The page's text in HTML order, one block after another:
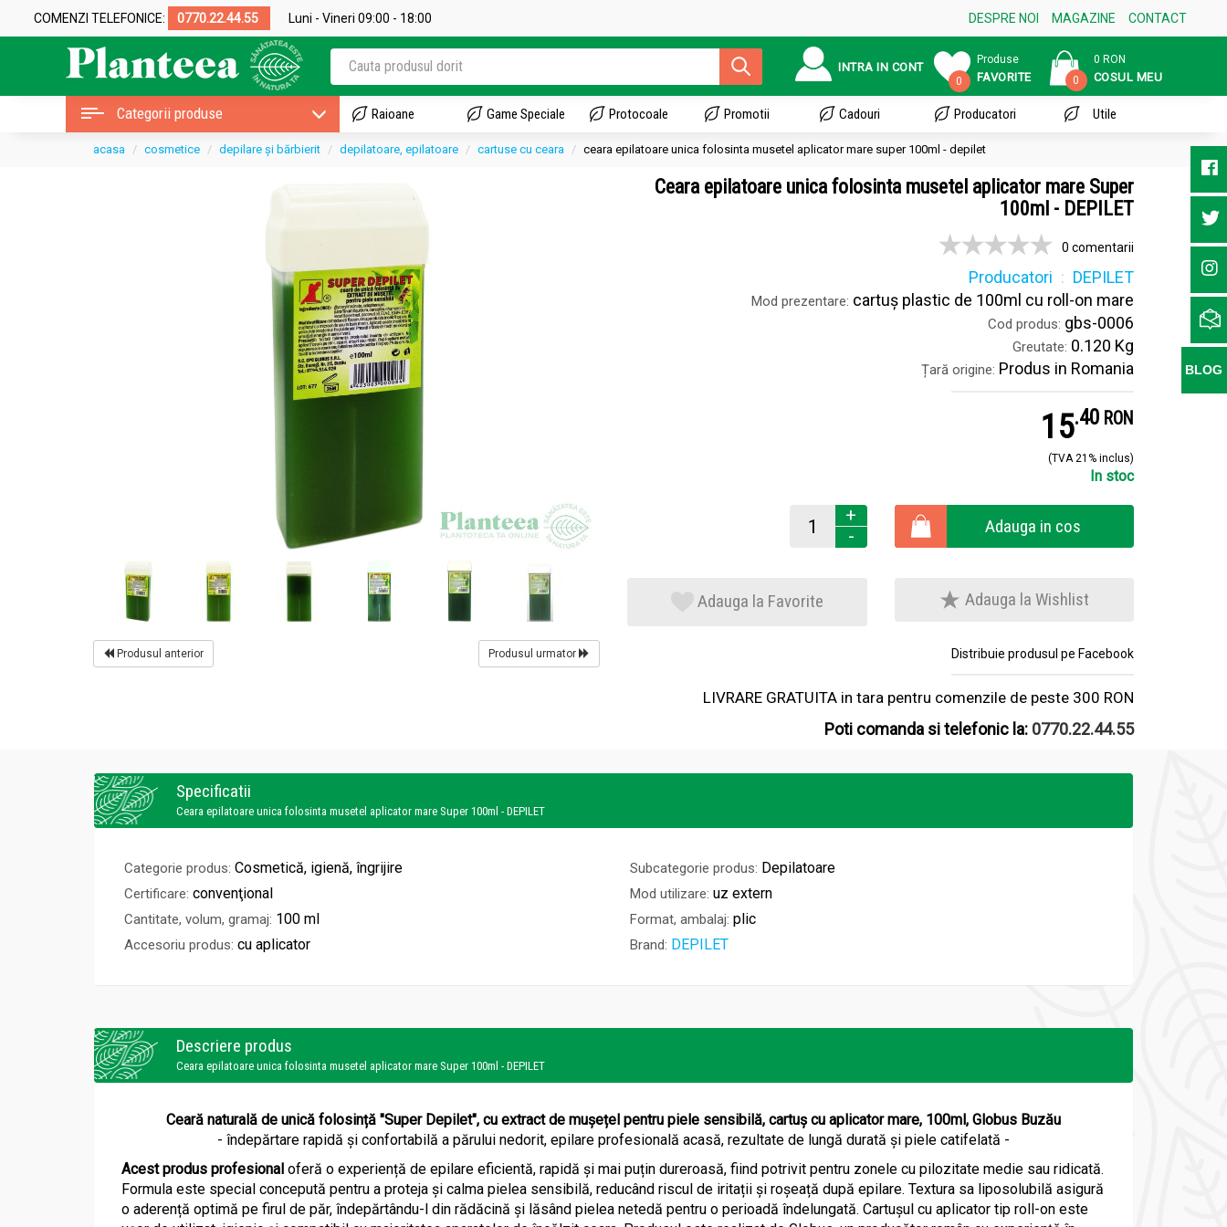
COMENZI TELEFONICE: 0770.22.44.55 Luni - Vineri 09:00 - 18:00 DESPRE NOI MAGAZINE CONTACT
INTRA IN CONT
0
Produse
FAVORITE 0
0 RON
COSUL MEU
Categorii produse Raioane Game Speciale Protocoale Promotii Cadouri Producatori Utile
acasa cosmetice depilare și bărbierit depilatoare, epilatoare cartuse cu ceara ceara epilatoare unica folosinta musetel aplicator mare super 100ml - depilet
Produsul anterior Produsul urmator
Ceara epilatoare unica folosinta musetel aplicator mare Super
100ml - DEPILET
0 comentarii
Producatori DEPILET
Mod prezentare: cartuș plastic de 100ml cu roll-on mare
Cod produs: gbs-0006
Greutate: 0.120 Kg
Țară origine: Produs in Romania
15.4 RON
(TVA 21% inclus)
In stoc
+
-
Adauga in cos
Adauga la Favorite Adauga la Wishlist
Distribuie produsul pe Facebook
LIVRARE GRATUITA in tara pentru comenzile de peste 300 RON
Poti comanda si telefonic la: 0770.22.44.55
Specificatii
Ceara epilatoare unica folosinta musetel aplicator mare Super 100ml - DEPILET
Categorie produs: Cosmetică, igienă, îngrijire Subcategorie produs: Depilatoare
Certificare: convenţional Mod utilizare: uz extern
Cantitate, volum, gramaj: 100 ml Format, ambalaj: plic
Accesoriu produs: cu aplicator Brand: DEPILET
Descriere produs
Ceara epilatoare unica folosinta musetel aplicator mare Super 100ml - DEPILET
Ceară naturală de unică folosință "Super Depilet", cu extract de mușețel pentru piele sensibilă, cartuș cu aplicator mare, 100ml, Globus Buzău
- îndepărtare rapidă și confortabilă a părului nedorit, epilare profesională acasă, rezultate de lungă durată și piele catifelată -
Acest produs profesional oferă o experiență de epilare eficientă, rapidă și mai puțin dureroasă, fiind potrivit pentru zonele cu pilozitate medie sau ridicată.
Formula este special concepută pentru a proteja și calma pielea sensibilă, reducând riscul de iritații și roșeață după epilare. Textura sa liposolubilă asigură
o aderență optimă pe firul de păr, îndepărtându-l din rădăcină și lăsând pielea netedă pentru o perioadă îndelungată. Cartușul cu aplicator tip roll-on este
BLOG